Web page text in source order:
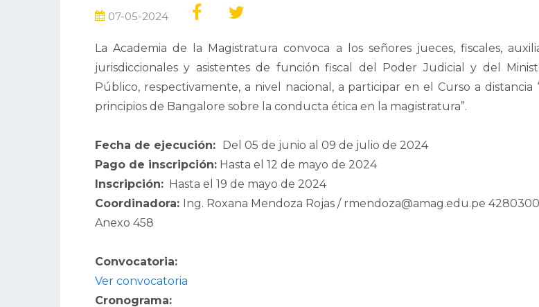
07-05-2024
La Academia de la Magistratura convoca a los señores jueces, fiscales,
jurisdiccionales y asistentes de función fiscal del Poder Judicial y del
Público, respectivamente, a nivel nacional, a participar en el Curso a distancia
principios de Bangalore sobre la conducta ética en la magistratura”.
Fecha de ejecución:
Del 05 de junio al 09 de julio de 2024
Pago de inscripción: Hasta el 12 de mayo de 2024
Inscripción: Hasta el 19 de mayo de 2024
Coordinadora: Ing. Roxana Mendoza Rojas / rmendoza@amag.edu.pe 4280300
Anexo 458
Convocatoria:
Ver convocatoria
Cronograma: